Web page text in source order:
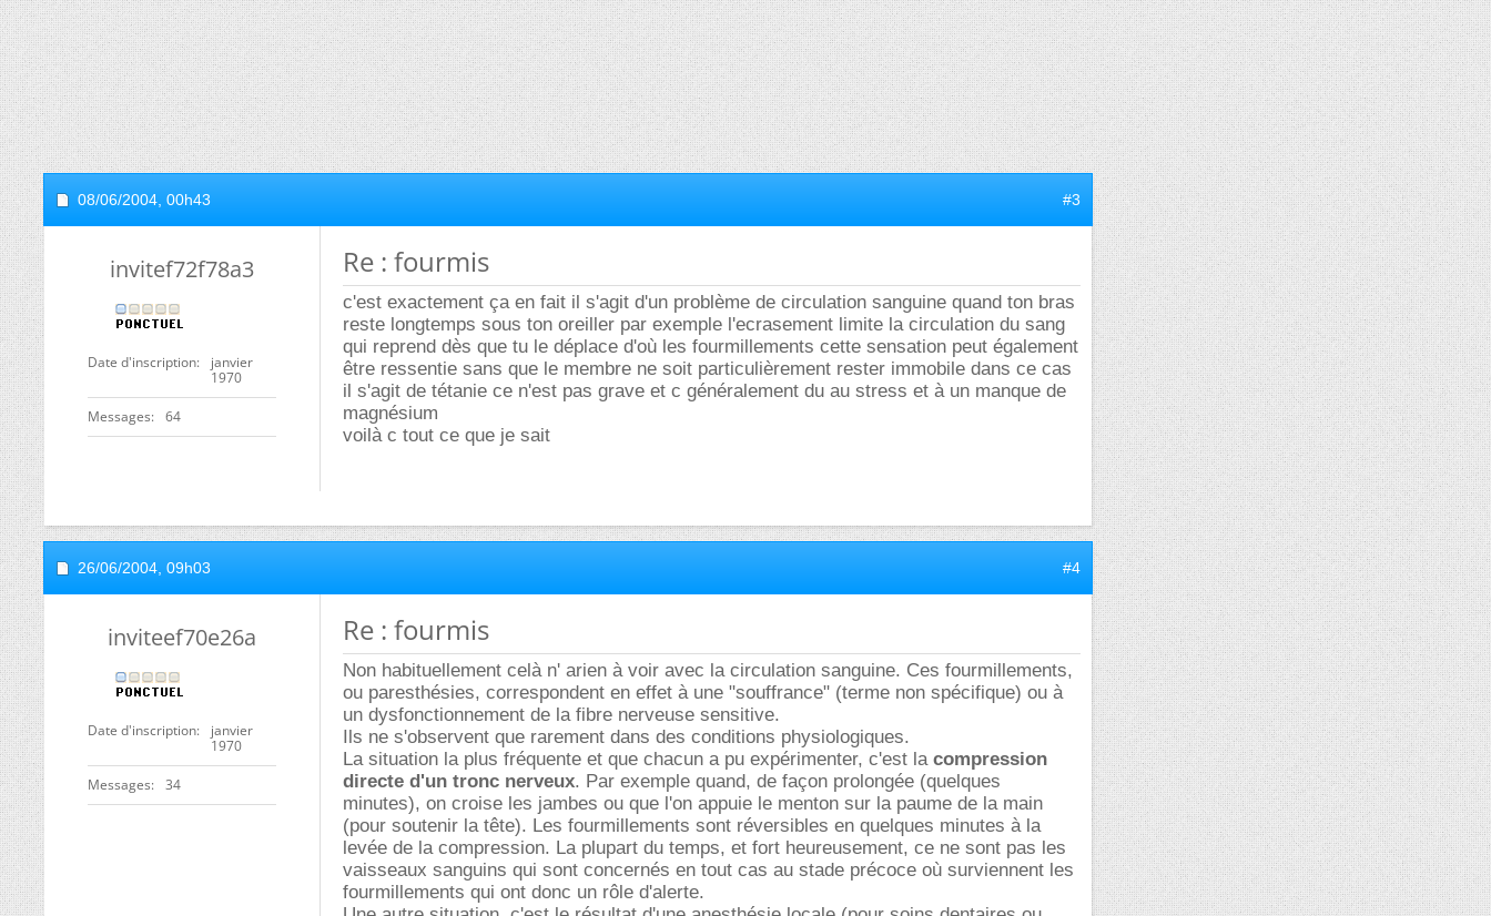
08/06/2004, 00h43 #3
invitef72f78a3
Date d'inscription
janvier
1970
Messages 64
Re : fourmis
c'est exactement ça en fait il s'agit d'un problème de circulation sanguine quand ton bras
reste longtemps sous ton oreiller par exemple l'ecrasement limite la circulation du sang
qui reprend dès que tu le déplace d'où les fourmillements cette sensation peut également
être ressentie sans que le membre ne soit particulièrement rester immobile dans ce cas
il s'agit de tétanie ce n'est pas grave et c généralement du au stress et à un manque de
magnésium
voilà c tout ce que je sait
26/06/2004, 09h03 #4
inviteef70e26a
Date d'inscription
janvier
1970
Messages 34
Re : fourmis
Non habituellement celà n' arien à voir avec la circulation sanguine. Ces fourmillements,
ou paresthésies, correspondent en effet à une "souffrance" (terme non spécifique) ou à
un dysfonctionnement de la fibre nerveuse sensitive.
Ils ne s'observent que rarement dans des conditions physiologiques.
La situation la plus fréquente et que chacun a pu expérimenter, c'est la compression
directe d'un tronc nerveux. Par exemple quand, de façon prolongée (quelques
minutes), on croise les jambes ou que l'on appuie le menton sur la paume de la main
(pour soutenir la tête). Les fourmillements sont réversibles en quelques minutes à la
levée de la compression. La plupart du temps, et fort heureusement, ce ne sont pas les
vaisseaux sanguins qui sont concernés en tout cas au stade précoce où surviennent les
fourmillements qui ont donc un rôle d'alerte.